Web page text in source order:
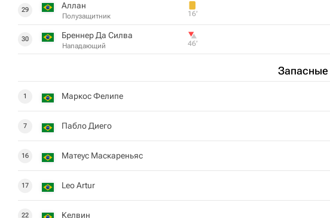
29 Аллан
Полузащитник 16‎’‎
30 Бреннер Да Силва
Нападающий 46‎’‎
Запасные
1 Маркос Фелипе
7 Пабло Диего
16 Матеус Маскареньяс
17 Leo Artur
22 Келвин